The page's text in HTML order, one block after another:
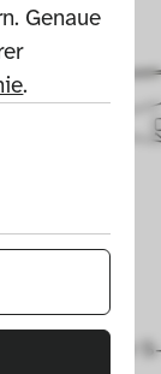
Genaue
Informationen finden Sie in unserer
.
Camcopter